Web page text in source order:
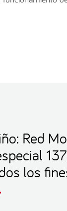
Red
los